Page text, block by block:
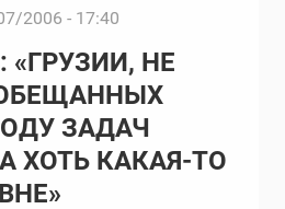
2006 - 17:40
НЕ
ЗАДАЧ
ХОТЬ КАКАЯ-ТО